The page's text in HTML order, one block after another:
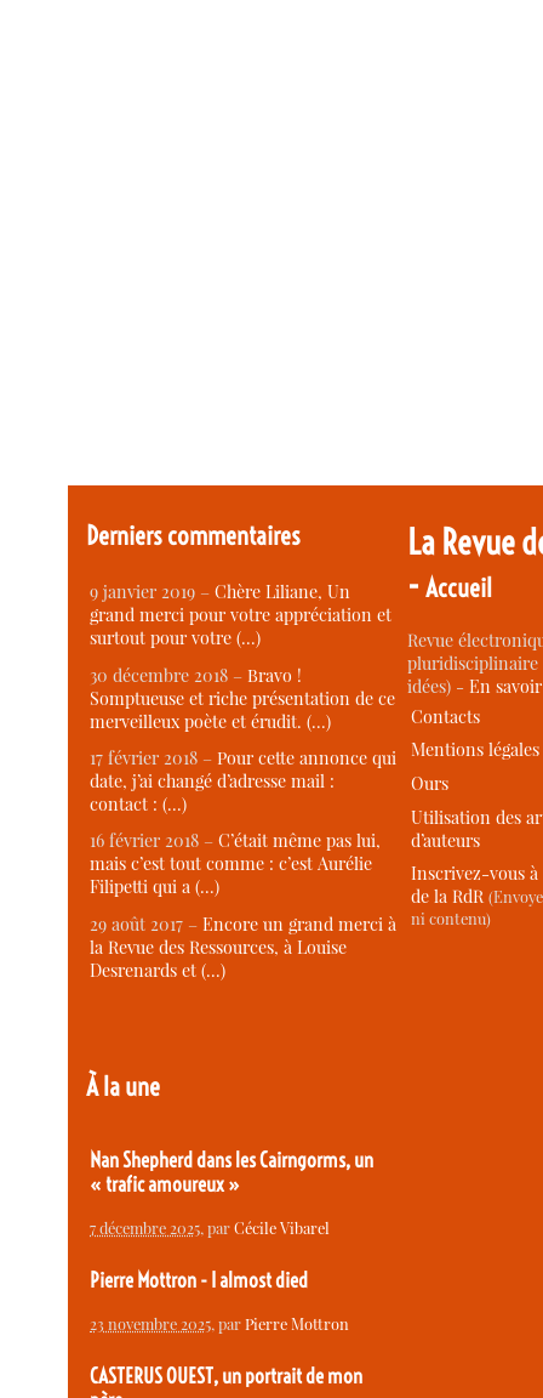
Derniers commentaires
9 janvier 2019 –Chère Liliane, Un
grand merci pour votre appréciation et
surtout pour votre (…)
30 décembre 2018 –Bravo !
Somptueuse et riche présentation de ce
merveilleux poète et érudit. (…)
17 février 2018 –Pour cette annonce qui
date, j’ai changé d’adresse mail :
contact : (…)
16 février 2018 –C’était même pas lui,
mais c’est tout comme : c’est Aurélie
Filipetti qui a (…)
29 août 2017 –Encore un grand merci à
la Revue des Ressources, à Louise
Desrenards et (…)
À la une
Nan Shepherd dans les Cairngorms, un
« trafic amoureux »
7 décembre 2025, parCécile Vibarel
Pierre Mottron - I almost died
23 novembre 2025, parPierre Mottron
CASTERUS OUEST, un portrait de mon
La Revue
-Accueil
Revue
idées) -En
Contacts
Mentions légales
Ours
Utilisation des
d’auteurs
Inscrivez-vous
de la RdR
ni contenu)